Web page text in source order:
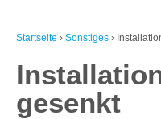
Startseite › Sonstiges ›
gesenkt